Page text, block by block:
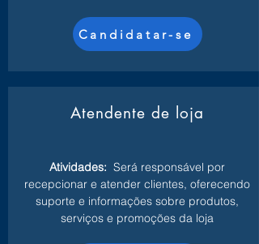
Candidatar-se
Atendente de loja
Atividades: Será responsável por
recepcionar e atender clientes, oferecendo
suporte e informações sobre produtos,
serviços e promoções da loja